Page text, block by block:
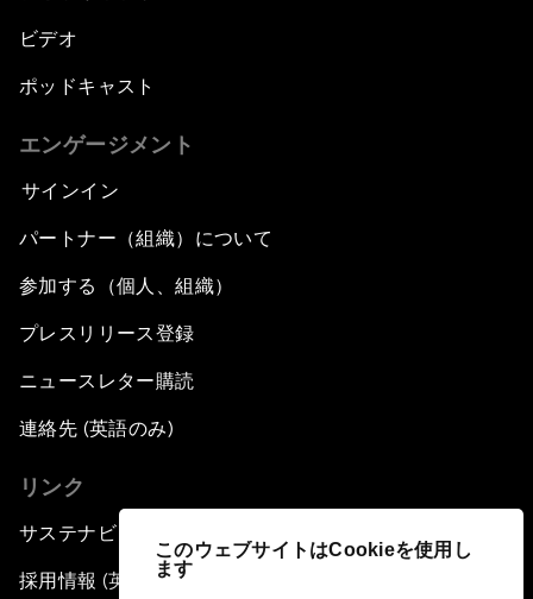
このウェブサイトはCookieを使用し
ます
ビデオ
ポッドキャスト
エンゲージメント
サインイン
パートナー（組織）について
参加する（個人、組織）
プレスリリース登録
ニュースレター購読
連絡先 (英語のみ)
リンク
サステナビリティへの取り組み
採用情報 (英語のみ)